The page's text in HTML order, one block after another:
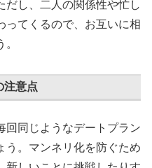
だし、二人の関係性や忙し
ってくるので、お互いに相
注意点
回同じようなデートプラン
う。マンネリ化を防ぐため